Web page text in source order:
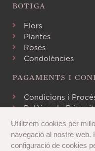
BOTIGA
Flors
Plantes
Roses
Condolències
PAGAMENTS I
Condicions i
Política de
Política de Cookies
Utilitzem cookies per
navegació al nostre web.
configuració de cookies